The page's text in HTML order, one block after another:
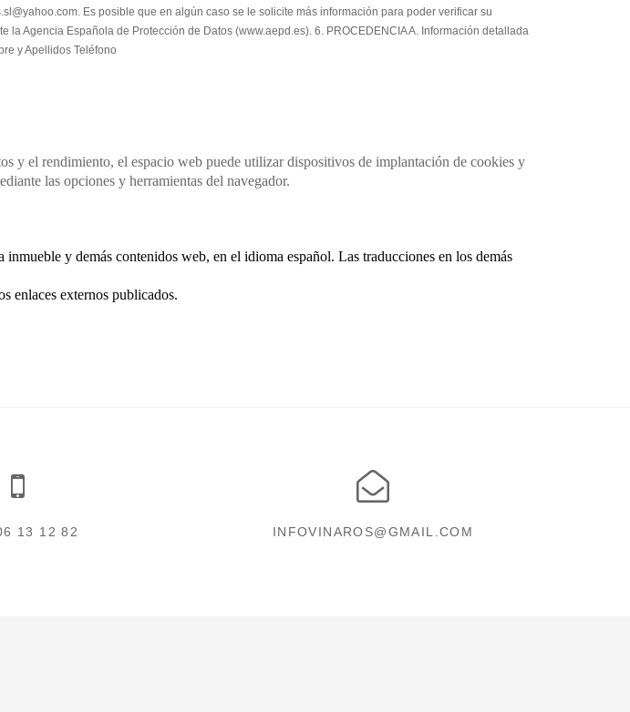
Es posible que en algún caso se le solicite más información para poder verificar su
Agencia Española de Protección de Datos (www.aepd.es). 6. PROCEDENCIA A. Información detallada
y Apellidos Teléfono
y el rendimiento, el espacio web puede utilizar dispositivos de implantación de cookies y
las opciones y herramientas del navegador.
y demás contenidos web, en el idioma español. Las traducciones en los demás
enlaces externos publicados.
13 12 82 INFOVINAROS@GMAIL.COM